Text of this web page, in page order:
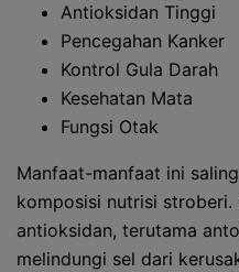
Antioksidan Tinggi
Pencegahan Kanker
Kontrol Gula Darah
Kesehatan Mata
Fungsi Otak
Manfaat-manfaat ini
komposisi nutrisi stroberi.
antioksidan, terutama
melindungi sel dari